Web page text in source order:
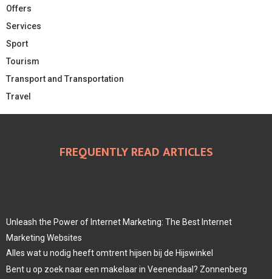
Offers
Services
Sport
Tourism
Transport and Transportation
Travel
FREQUENTLY READ ARTICLES
Unleash the Power of Internet Marketing: The Best Internet
Marketing Websites
Alles wat u nodig heeft omtrent hijsen bij de Hijswinkel
Bent u op zoek naar een makelaar in Veenendaal? Zonnenberg